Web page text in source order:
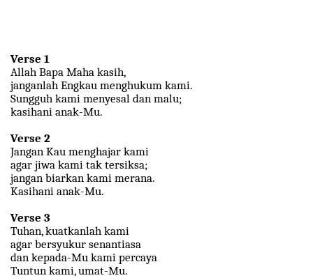
Verse 1
Allah Bapa Maha kasih,
janganlah Engkau menghukum kami.
Sungguh kami menyesal dan malu;
kasihani anak-Mu.
Verse 2
Jangan Kau menghajar kami
agar jiwa kami tak tersiksa;
jangan biarkan kami merana.
Kasihani anak-Mu.
Verse 3
Tuhan, kuatkanlah kami
agar bersyukur senantiasa
dan kepada-Mu kami percaya
Tuntun kami, umat-Mu.